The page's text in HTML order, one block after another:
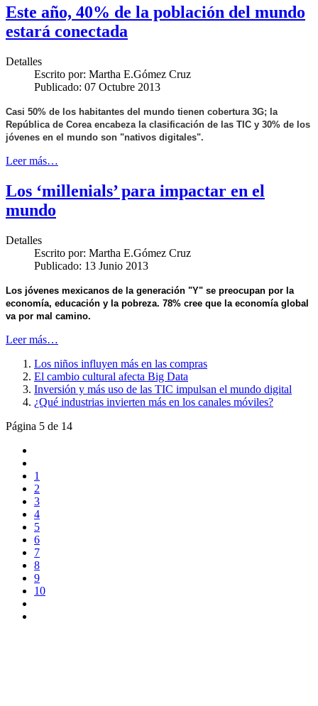
Este año, 40% de la población del mundo
estará conectada
Detalles
Escrito por: Martha E.Gómez Cruz
Publicado: 07 Octubre 2013
Casi 50% de los habitantes del mundo tienen cobertura 3G; la
República de Corea encabeza la clasificación de las TIC y 30% de los
jóvenes en el mundo son "nativos digitales".
Leer más…
Los ‘millenials’ para impactar en el
mundo
Detalles
Escrito por: Martha E.Gómez Cruz
Publicado: 13 Junio 2013
Los jóvenes mexicanos de la generación "Y" se preocupan por la
economía, educación y la pobreza. 78% cree que la economía global
va por mal camino.
Leer más…
Los niños influyen más en las compras
El cambio cultural afecta Big Data
Inversión y más uso de las TIC impulsan el mundo digital
¿Qué industrias invierten más en los canales móviles?
Página 5 de 14
1
2
3
4
5
6
7
8
9
10